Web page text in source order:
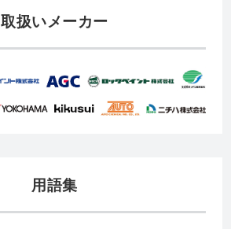
取扱いメーカー
用語集